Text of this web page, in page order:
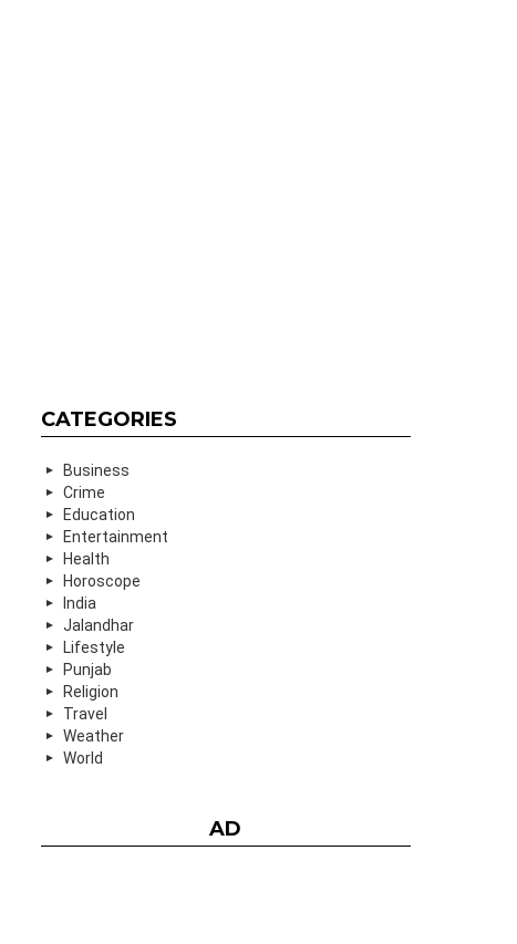
CATEGORIES
Business
Crime
Education
Entertainment
Health
Horoscope
India
Jalandhar
Lifestyle
Punjab
Religion
Travel
Weather
World
AD